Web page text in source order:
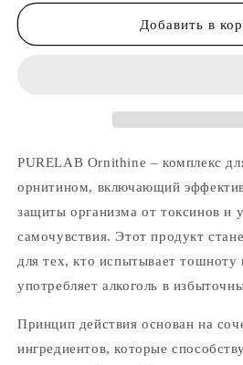
PURELAB
-
PURELAB
Ornithine
-
Добавить в
PURELAB Ornithine – комплекс
орнитином, включающий
защиты организма от токсинов и
самочувствия. Этот продукт
для тех, кто испытывает тошноту
употребляет алкоголь в
Принцип действия основан на
ингредиентов, которые